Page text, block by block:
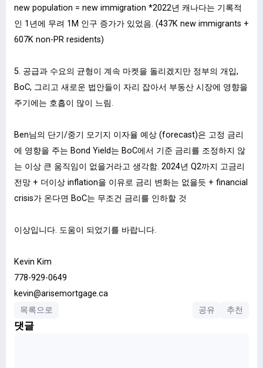
new population = new immigration *2022년 캐나다는 기록적
인 1년에 무려 1M 인구 증가가 있었음. (437K new immigrants +
607K non-PR residents)
5. 공급과 수요의 균형이 계속 마켓을 돌리겠지만 정부의 개입,
BoC, 그리고 새로운 법안들이 자리 잡아서 부동산 시장에 영향을
주기에는 호흡이 많이 느림.
Ben님의 단기/중기 모기지 이자율 예상 (forecast)은 고정 금리
에 영향을 주는 Bond Yield는 BoC에서 기준 금리를 조정하지 않
는 이상 큰 움직임이 없을거라고 생각함. 2024년 Q2까지 고금리
전망 + 더이상 inflation을 이유로 금리 변화는 없을듯 + financial
crisis가 온다면 BoC는 무조건 금리를 인하할 것
이상입니다. 도움이 되었기를 바랍니다.
Kevin Kim
778-929-0649
kevin@arisemortgage.ca
목록으로
공유 추천
댓글